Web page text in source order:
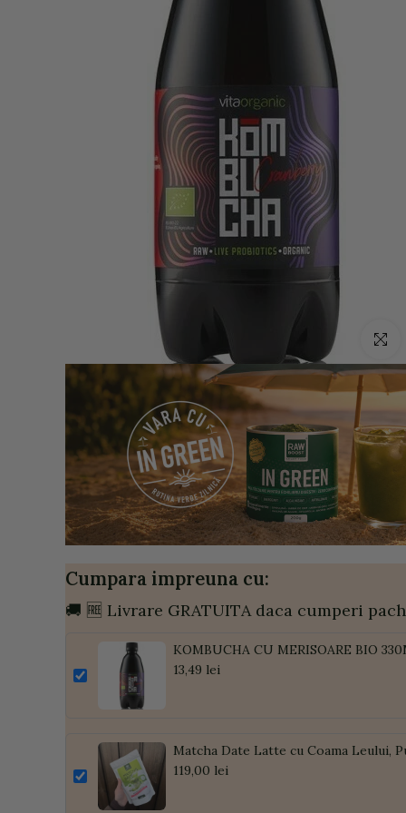
Click
Cumpara impreuna cu:
🚚 🆓 Livrare GRATUITA daca cumperi
KOMBUCHA CU MERISOARE BIO
13,49 lei
Matcha Date Latte cu Coama Leului,
119,00 lei